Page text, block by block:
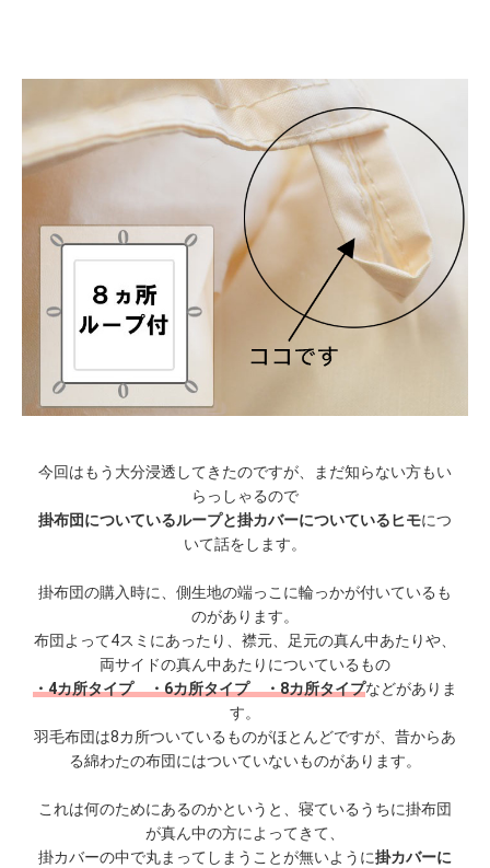
今回はもう大分浸透してきたのですが、まだ知らない方もい
らっしゃるので
掛布団についているループと掛カバーについているヒモにつ
いて話をします。
掛布団の購入時に、側生地の端っこに輪っかが付いているも
のがあります。
布団よって4スミにあったり、襟元、足元の真ん中あたりや、
両サイドの真ん中あたりについているもの
・4カ所タイプ ・6カ所タイプ ・8カ所タイプなどがありま
す。
羽毛布団は8カ所ついているものがほとんどですが、昔からあ
る綿わたの布団にはついていないものがあります。
これは何のためにあるのかというと、寝ているうちに掛布団
が真ん中の方によってきて、
掛カバーの中で丸まってしまうことが無いように掛カバーに